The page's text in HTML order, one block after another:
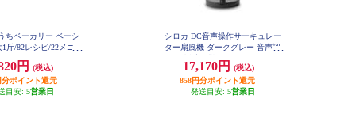
ちベーカリー ベーシ
斤/82レシピ/22メニュ
円
(税込)
分ポイント還元
目安: 5営業日
シロカ DC音声操作サーキュレー
ター扇風機 ダークグレー 音声認
17,170円
(税込)
858円分ポイント還元
発送目安: 5営業日